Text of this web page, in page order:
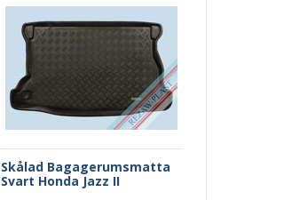
Skålad Bagagerumsmatta
Svart Honda Jazz II